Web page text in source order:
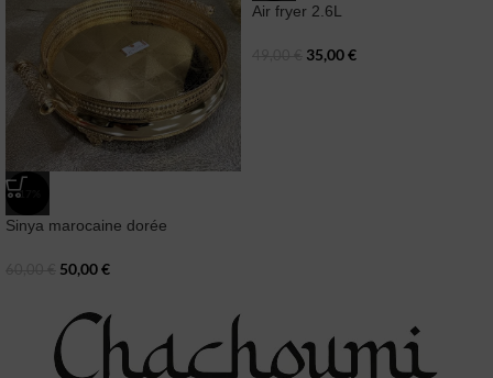
-17%
Sinya marocaine dorée
50,00€
Air fryer 2.6L
35,00€